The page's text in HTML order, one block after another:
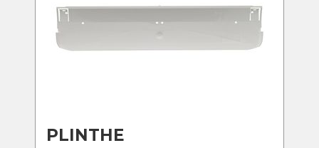
PLINTHE